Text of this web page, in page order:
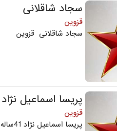
سجاد شاقلانی
قزوین
سجاد شاقلانی قزوین
پریسا اسماعیل نژاد
قزوین
پریسا اسماعیل نژاد 41ساله قزوین